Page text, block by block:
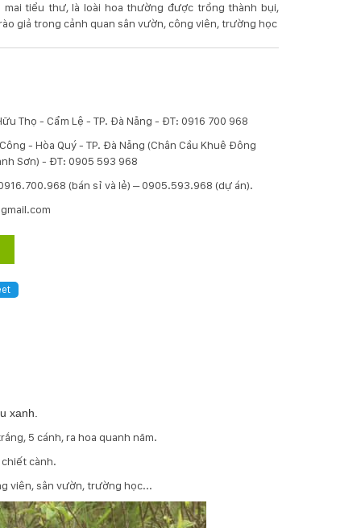
mai tiểu thư, là loài hoa thường được trồng thành bụi,
giả trong cảnh quan sân vườn, công viên, trường học
Thọ - Cẩm Lệ - TP. Đà Nẵng - ĐT: 0916 700 968
- Hòa Quý - TP. Đà Nẵng (Chân Cầu Khuê Đông
Sơn) - ĐT: 0905 593 968
(bán sỉ và lẻ) – 0905.593.968 (dự án).
xanh.
5 cánh, ra hoa quanh năm.
cành.
viên, sân vườn, trường học...